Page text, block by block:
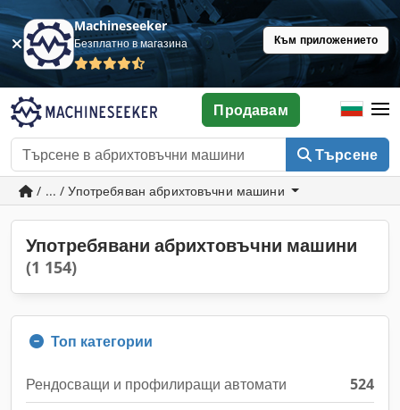
Machineseeker
Безплатно в магазина Към приложението
Търсене
Продавам
/ ... / Употребяван абрихтовъчни машини
Употребявани абрихтовъчни машини
(1 154)
Топ категории
Рендосващи и профилиращи автомати
524